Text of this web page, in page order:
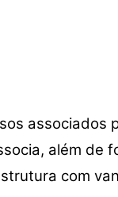
associados
além de
com